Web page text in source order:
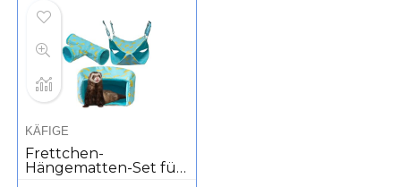
KÄFIGE
Frettchen-
Hängematten-Set für